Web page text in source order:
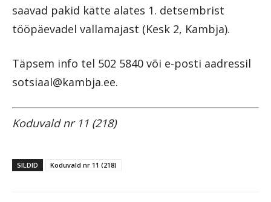
saavad pakid kätte alates 1. detsembrist
tööpäevadel vallamajast (Kesk 2, Kambja).
Täpsem info tel 502 5840 või e-posti aadressil
sotsiaal@kambja.ee.
Koduvald nr 11 (218)
SILDID Koduvald nr 11 (218)